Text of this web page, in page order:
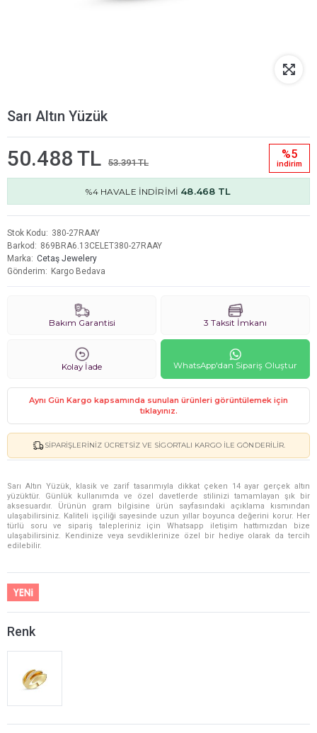
Sarı Altın Yüzük
50.488 TL 53.391 TL
%5
i̇ndi̇ri̇m
%4 HAVALE İNDİRİMİ 48.468 TL
Stok Kodu
380-27RAAY
Barkod
869BRA6.13CELET380-27RAAY
Marka
Cetaş Jewelery
Gönderim
Kargo Bedava
Bakım Garantisi 3 Taksit İmkanı
Kolay İade WhatsApp'dan Sipariş Oluştur
Aynı Gün Kargo kapsamında sunulan ürünleri görüntülemek için
tıklayınız.
SIPARIŞLERINIZ ÜCRETSIZ VE SIGORTALI KARGO ILE GÖNDERILIR.
Sarı Altın Yüzük, klasik ve zarif tasarımıyla dikkat çeken 14 ayar gerçek altın
yüzüktür. Günlük kullanımda ve özel davetlerde stilinizi tamamlayan şık bir
aksesuardır. Ürünün gram bilgisine ürün sayfasındaki açıklama kısmından
ulaşabilirsiniz. Kaliteli işçiliği sayesinde uzun yıllar boyunca değerini korur. Her
türlü soru ve sipariş talepleriniz için Whatsapp iletişim hattımızdan bize
ulaşabilirsiniz. Kendinize veya sevdiklerinize özel bir hediye olarak da tercih
edilebilir.
Renk